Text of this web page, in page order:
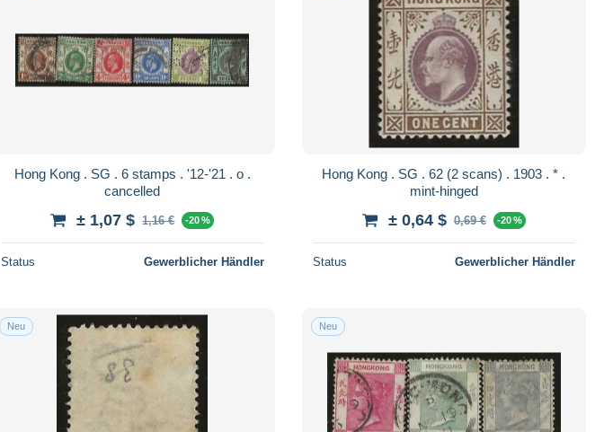
Hong Kong . SG . 6 stamps . '12-'21 . o .
cancelled
± 1,07 $ 1,16 € -20 %
Status Gewerblicher Händler
Hong Kong . SG . 62 (2 scans) . 1903 . * .
mint-hinged
± 0,64 $ 0,69 € -20 %
Status Gewerblicher Händler
Neu Neu